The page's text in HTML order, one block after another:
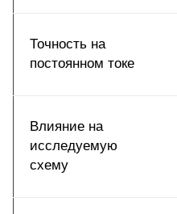
Точность на
постоянном токе
Влияние на
исследуемую
схему